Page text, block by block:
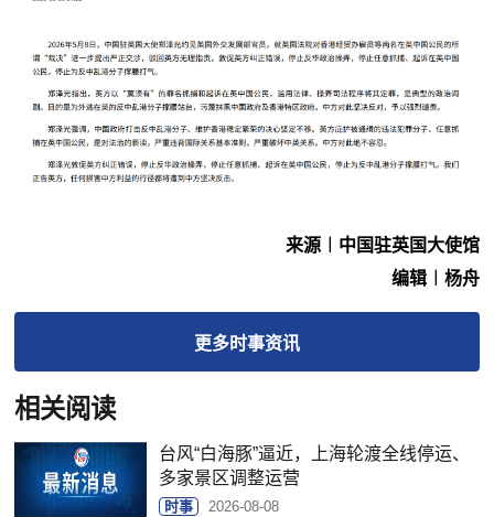
来源︱中国驻英国大使馆
编辑︱杨舟
更多时事资讯
相关阅读
台风“白海豚”逼近，上海轮渡全线停运、
多家景区调整运营
时事 2026-08-08